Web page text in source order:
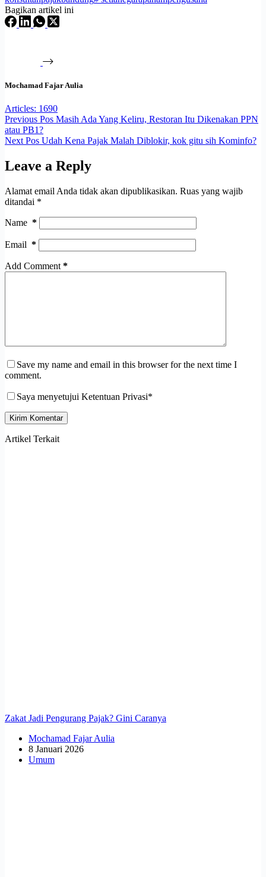
Bagikan artikel ini
Mochamad Fajar Aulia
Articles: 1690
Previous Pos Masih Ada Yang Keliru, Restoran Itu Dikenakan PPN
atau PB1?
Next Pos Udah Kena Pajak Malah Diblokir, kok gitu sih Kominfo?
Leave a Reply
Alamat email Anda tidak akan dipublikasikan. Ruas yang wajib
ditandai *
Name *
Email *
Add Comment *
Save my name and email in this browser for the next time I
comment.
Saya menyetujui Ketentuan Privasi*
Kirim Komentar
Artikel Terkait
Zakat Jadi Pengurang Pajak? Gini Caranya
Mochamad Fajar Aulia
8 Januari 2026
Umum